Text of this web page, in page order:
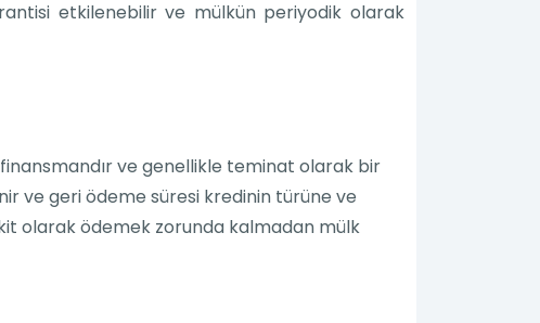
etkilenebilir ve mülkün periyodik olarak
ve genellikle teminat olarak bir
ve geri ödeme süresi kredinin türüne ve
olarak ödemek zorunda kalmadan mülk